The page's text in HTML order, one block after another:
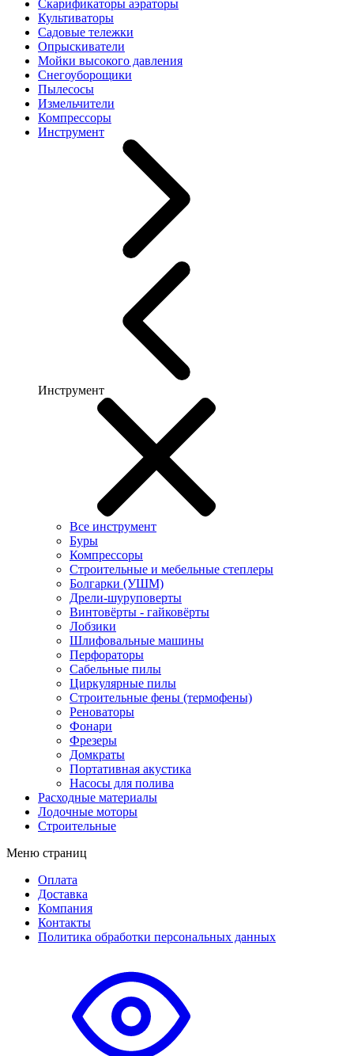
Скарификаторы аэраторы
Культиваторы
Садовые тележки
Опрыскиватели
Мойки высокого давления
Снегоуборощики
Пылесосы
Измельчители
Компрессоры
Инструмент
Инструмент
Все инструмент
Буры
Компрессоры
Строительные и мебельные степлеры
Болгарки (УШМ)
Дрели-шуруповерты
Винтовёрты - гайковёрты
Лобзики
Шлифовальные машины
Перфораторы
Сабельные пилы
Циркулярные пилы
Строительные фены (термофены)
Реноваторы
Фонари
Фрезеры
Домкраты
Портативная акустика
Насосы для полива
Расходные материалы
Лодочные моторы
Строительные
Меню страниц
Оплата
Доставка
Компания
Контакты
Политика обработки персональных данных